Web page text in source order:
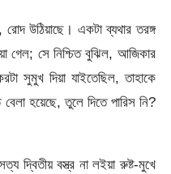
রোদ উঠিয়াছে। একটা ব্যথার তরঙ্গ
গেল; সে নিশ্চিত বুঝিল, আজিকার
সুমুখ দিয়া যাইতেছিল, তাহাকে
হয়েছে, তুলে দিতে পারিস নি?
দ্বিতীয় বস্ত্র না লইয়া রুষ্ট-মুখে